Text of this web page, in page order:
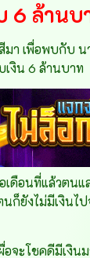
6 ล้านบ
า เพื่อพบกับ น
เงิน 6 ล้านบาท
ดือนที่แล้วตนแ
ยังไม่มีเงินไป
จะโชคดีมีเงิน